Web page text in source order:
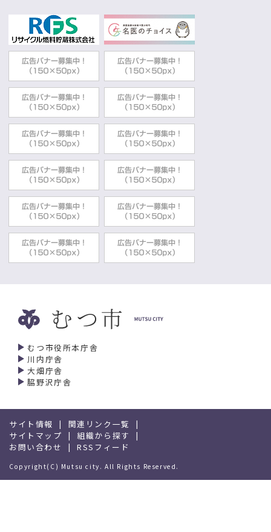
むつ市役所本庁舎
川内庁舎
大畑庁舎
脇野沢庁舎
サイト情報
関連リンク一覧
サイトマップ
組織から探す
お問い合わせ
RSSフィード
Copyright(C) Mutsu city. All Rights Reserved.